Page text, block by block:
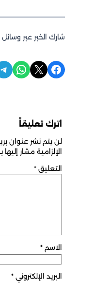
شارك الخبر عبر
Share on Facebook
Share on X
Share on WhatsApp
Share on Telegram
اترك تعليقاً
لن يتم نشر عنوان
الإلزامية مشار إليها بـ
التعليق *
الاسم *
البريد الإلكتروني *